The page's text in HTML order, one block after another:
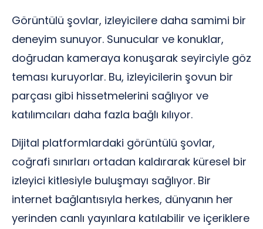
Görüntülü şovlar, izleyicilere daha samimi bir
deneyim sunuyor. Sunucular ve konuklar,
doğrudan kameraya konuşarak seyirciyle göz
teması kuruyorlar. Bu, izleyicilerin şovun bir
parçası gibi hissetmelerini sağlıyor ve
katılımcıları daha fazla bağlı kılıyor.
Dijital platformlardaki görüntülü şovlar,
coğrafi sınırları ortadan kaldırarak küresel bir
izleyici kitlesiyle buluşmayı sağlıyor. Bir
internet bağlantısıyla herkes, dünyanın her
yerinden canlı yayınlara katılabilir ve içeriklere